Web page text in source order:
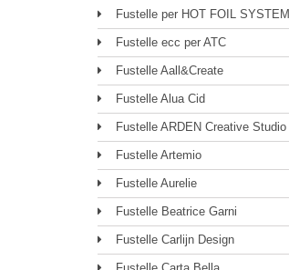
Fustelle per HOT FOIL SYSTEM
Fustelle ecc per ATC
Fustelle Aall&Create
Fustelle Alua Cid
Fustelle ARDEN Creative Studio
Fustelle Artemio
Fustelle Aurelie
Fustelle Beatrice Garni
Fustelle Carlijn Design